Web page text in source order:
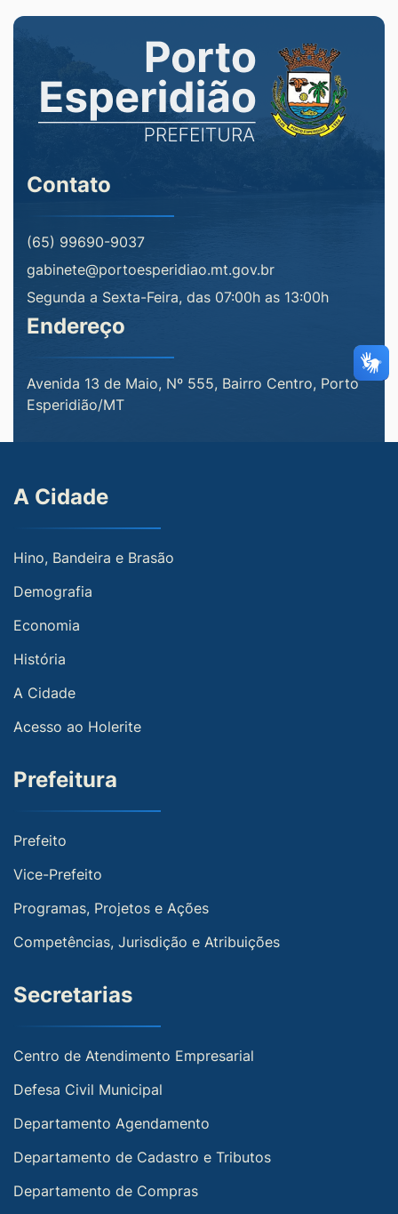
Contato
(65) 99690-9037
gabinete@portoesperidiao.mt.gov.br
Segunda a Sexta-Feira, das 07:00h as 13:00h
Endereço
Avenida 13 de Maio, Nº 555, Bairro Centro, Porto
Esperidião/MT
A Cidade
Hino, Bandeira e Brasão
Demografia
Economia
História
A Cidade
Acesso ao Holerite
Prefeitura
Prefeito
Vice-Prefeito
Programas, Projetos e Ações
Competências, Jurisdição e Atribuições
Secretarias
Centro de Atendimento Empresarial
Defesa Civil Municipal
Departamento Agendamento
Departamento de Cadastro e Tributos
Departamento de Compras